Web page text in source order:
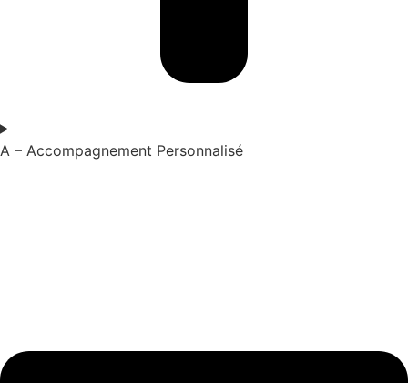
A – Accompagnement Personnalisé